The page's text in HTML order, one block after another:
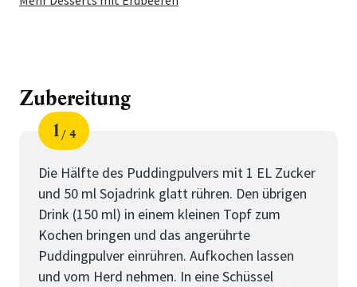
Zubereitung
Schritt
1
von
4
Die Hälfte des Puddingpulvers mit 1 EL Zucker
und 50 ml Sojadrink glatt rühren. Den übrigen
Drink (150 ml) in einem kleinen Topf zum
Kochen bringen und das angerührte
Puddingpulver einrühren. Aufkochen lassen
und vom Herd nehmen. In eine Schüssel